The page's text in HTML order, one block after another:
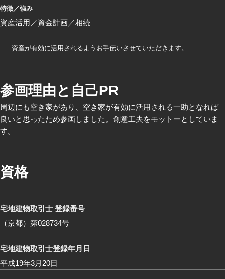
特徴／強み
資産活用 資金計画 相続
資産が有効に活用されるようお手伝いさせていただきます。
参画理由と自己PR
周辺にも空き家があり、空き家が有効に活用される一助となれば
良いと思ったため参画しました。創意工夫をモットーとしていま
す。
資格
宅地建物取引士 登録番号
（京都）第028734号
宅地建物取引士登録年月日
平成19年3月20日